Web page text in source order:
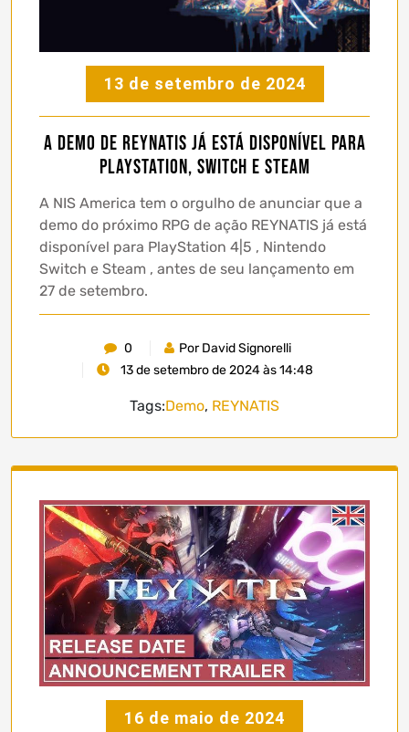
13 de setembro de 2024
A demo de REYNATIS já está disponível para
PlayStation, Switch e Steam
A NIS America tem o orgulho de anunciar que a
demo do próximo RPG de ação REYNATIS já está
disponível para PlayStation 4|5 , Nintendo
Switch e Steam , antes de seu lançamento em
27 de setembro.
0
Por David Signorelli
13 de setembro de 2024 às 14:48
Tags:Demo, REYNATIS
16 de maio de 2024